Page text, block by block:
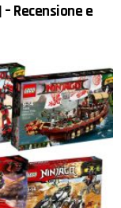
Recensione e